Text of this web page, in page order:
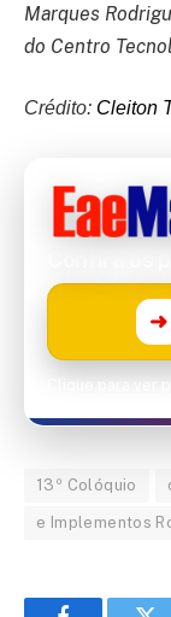
Marques
do Centro
Crédito: Cleiton
➜
13º Colóquio
e Implementos